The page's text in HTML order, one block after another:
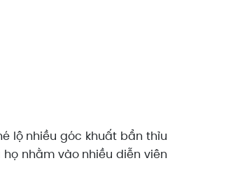
lộ nhiều góc khuất bẩn thỉu
nhằm vào nhiều diễn viên